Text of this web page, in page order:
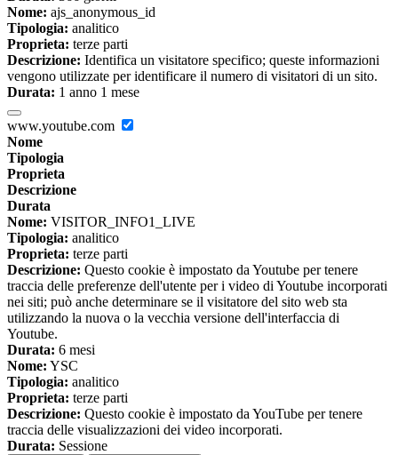
Nome: ajs_anonymous_id
Tipologia: analitico
Proprieta: terze parti
Descrizione: Identifica un visitatore specifico; queste informazioni
vengono utilizzate per identificare il numero di visitatori di un sito.
Durata: 1 anno 1 mese
www.youtube.com
Nome
Tipologia
Proprieta
Descrizione
Durata
Nome: VISITOR_INFO1_LIVE
Tipologia: analitico
Proprieta: terze parti
Descrizione: Questo cookie è impostato da Youtube per tenere
traccia delle preferenze dell'utente per i video di Youtube incorporati
nei siti; può anche determinare se il visitatore del sito web sta
utilizzando la nuova o la vecchia versione dell'interfaccia di
Youtube.
Durata: 6 mesi
Nome: YSC
Tipologia: analitico
Proprieta: terze parti
Descrizione: Questo cookie è impostato da YouTube per tenere
traccia delle visualizzazioni dei video incorporati.
Durata: Sessione